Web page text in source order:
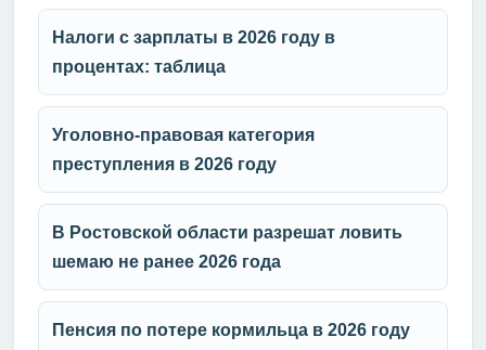
Налоги с зарплаты в 2026 году в
процентах: таблица
Уголовно-правовая категория
преступления в 2026 году
В Ростовской области разрешат ловить
шемаю не ранее 2026 года
Пенсия по потере кормильца в 2026 году